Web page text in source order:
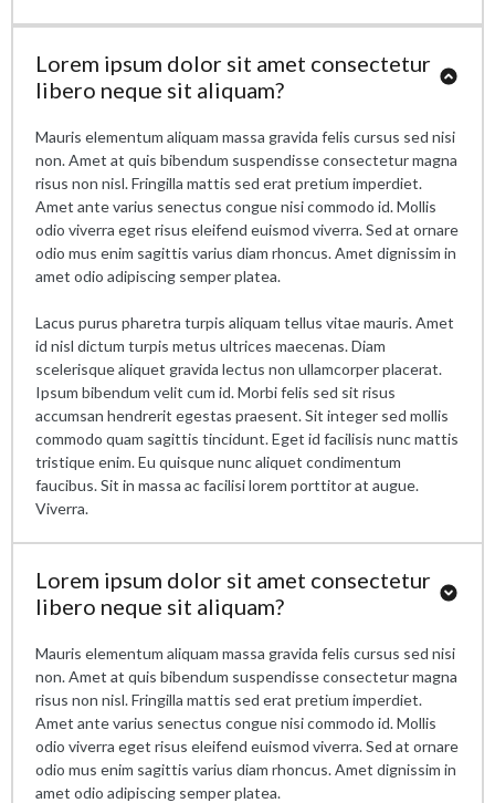
Lorem ipsum dolor sit amet consectetur
libero neque sit aliquam?
Mauris elementum aliquam massa gravida felis cursus sed nisi
non. Amet at quis bibendum suspendisse consectetur magna
risus non nisl. Fringilla mattis sed erat pretium imperdiet.
Amet ante varius senectus congue nisi commodo id. Mollis
odio viverra eget risus eleifend euismod viverra. Sed at ornare
odio mus enim sagittis varius diam rhoncus. Amet dignissim in
amet odio adipiscing semper platea.
Lacus purus pharetra turpis aliquam tellus vitae mauris. Amet
id nisl dictum turpis metus ultrices maecenas. Diam
scelerisque aliquet gravida lectus non ullamcorper placerat.
Ipsum bibendum velit cum id. Morbi felis sed sit risus
accumsan hendrerit egestas praesent. Sit integer sed mollis
commodo quam sagittis tincidunt. Eget id facilisis nunc mattis
tristique enim. Eu quisque nunc aliquet condimentum
faucibus. Sit in massa ac facilisi lorem porttitor at augue.
Viverra.
Lorem ipsum dolor sit amet consectetur
libero neque sit aliquam?
Mauris elementum aliquam massa gravida felis cursus sed nisi
non. Amet at quis bibendum suspendisse consectetur magna
risus non nisl. Fringilla mattis sed erat pretium imperdiet.
Amet ante varius senectus congue nisi commodo id. Mollis
odio viverra eget risus eleifend euismod viverra. Sed at ornare
odio mus enim sagittis varius diam rhoncus. Amet dignissim in
amet odio adipiscing semper platea.